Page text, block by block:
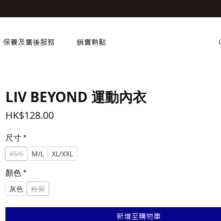
保養及售後服務 銷售熱點
LIV BEYOND 運動內衣
HK$128.00價
尺寸 *
XS/S M/L XL/XXL
顏色 *
灰色 粉紫
新增至購物車